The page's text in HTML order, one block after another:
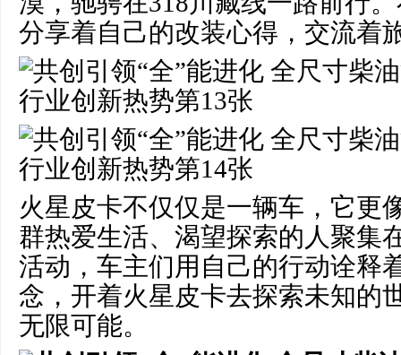
分享着自己的改装心得，交流着
火星皮卡不仅仅是一辆车，它更
群热爱生活、渴望探索的人聚集
活动，车主们用自己的行动诠释
念，开着火星皮卡去探索未知的
无限可能。